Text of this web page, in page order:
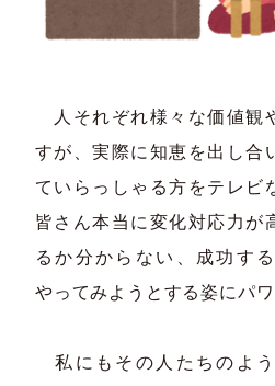
人それぞれ様々な価値観
すが、実際に知恵を出し合
ていらっしゃる方をテレビ
皆さん本当に変化対応力が
るか分からない、成功す
やってみようとする姿にパワ
私にもその人たちのよう